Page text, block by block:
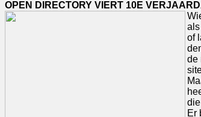
OPEN DIRECTORY VIERT 10E
of
de
Er